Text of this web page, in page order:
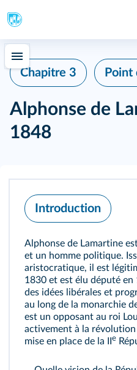
Chapitre 3 Point
Alphonse de
1848
Introduction
Alphonse de Lamartine
et un homme politique.
aristocratique, il est
1830 et est élu député en
des idées libérales et
au long de la monarchie
est un opposant au roi
activement à la
mise en place de la II e